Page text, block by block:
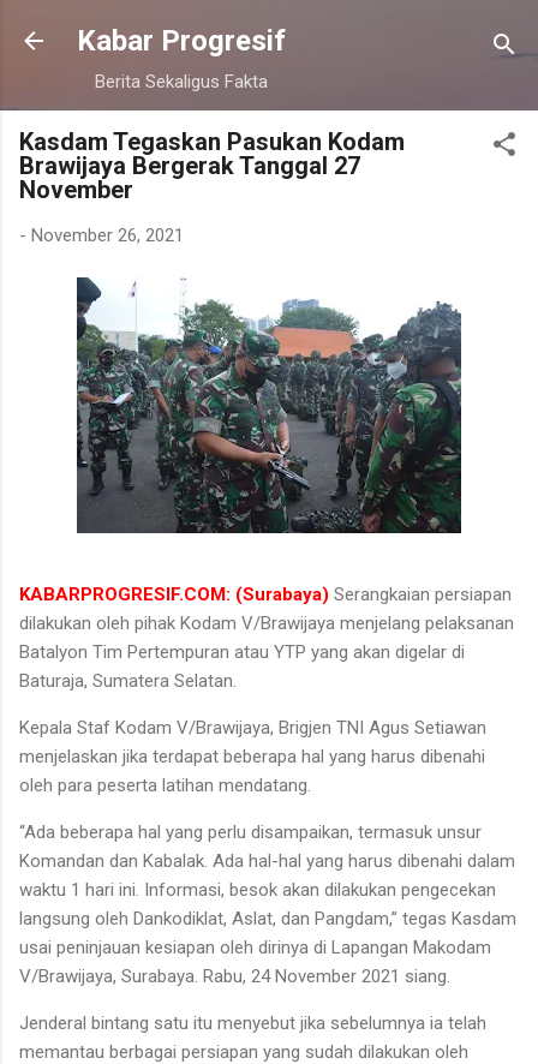
Langsung ke konten utama
Kabar Progresif
Berita Sekaligus Fakta
Kasdam Tegaskan Pasukan Kodam
Brawijaya Bergerak Tanggal 27
November
- November 26, 2021
KABARPROGRESIF.COM: (Surabaya) Serangkaian persiapan
dilakukan oleh pihak Kodam V/Brawijaya menjelang pelaksanan
Batalyon Tim Pertempuran atau YTP yang akan digelar di
Baturaja, Sumatera Selatan.
Kepala Staf Kodam V/Brawijaya, Brigjen TNI Agus Setiawan
menjelaskan jika terdapat beberapa hal yang harus dibenahi
oleh para peserta latihan mendatang.
“Ada beberapa hal yang perlu disampaikan, termasuk unsur
Komandan dan Kabalak. Ada hal-hal yang harus dibenahi dalam
waktu 1 hari ini. Informasi, besok akan dilakukan pengecekan
langsung oleh Dankodiklat, Aslat, dan Pangdam,” tegas Kasdam
usai peninjauan kesiapan oleh dirinya di Lapangan Makodam
V/Brawijaya, Surabaya. Rabu, 24 November 2021 siang.
Jenderal bintang satu itu menyebut jika sebelumnya ia telah
memantau berbagai persiapan yang sudah dilakukan oleh